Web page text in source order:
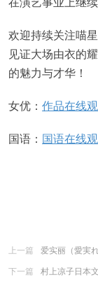
欢迎持续关注喵
见证大场由衣的
的魅力与才华！
女优： 作品在线
国语： 国语在线
上一篇
爱实丽（愛実
下一篇
村上凉子日本